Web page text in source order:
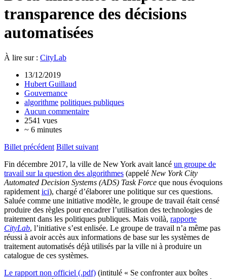
transparence des décisions
automatisées
À lire sur : CityLab
13/12/2019
Hubert Guillaud
Gouvernance
algorithme politiques publiques
Aucun commentaire
2541 vues
~ 6 minutes
Billet précédent Billet suivant
Fin décembre 2017, la ville de New York avait lancé un groupe de
travail sur la question des algorithmes (appelé New York City
Automated Decision Systems (ADS) Task Force que nous évoquions
rapidement ici), chargé d’élaborer une politique sur ces questions.
Saluée comme une initiative modèle, le groupe de travail était censé
produire des règles pour encadrer l’utilisation des technologies de
traitement dans les politiques publiques. Mais voilà, rapporte
CityLab, l’initiative s’est enlisée. Le groupe de travail n’a même pas
réussi à avoir accès aux informations de base sur les systèmes de
traitement automatisés déjà utilisés par la ville ni à produire un
catalogue de ces systèmes.
Le rapport non officiel (.pdf) (intitulé « Se confronter aux boîtes